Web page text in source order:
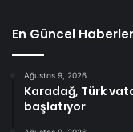
En Güncel Haberler
Ağustos 9, 2026
Karadağ, Türk
başlatıyor